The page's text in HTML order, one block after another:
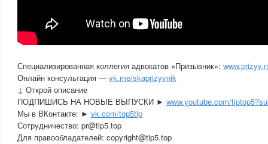
Специализированная коллегия адвокатов «Призывник»:
Онлайн консультация — vk.me/skaprizyvnik
↓ Открой описание
ПОДПИШИСЬ НА НОВЫЕ ВЫПУСКИ ► www.youtube.com/
Мы в ВКонтакте: ► vk.com/top5tip
Сотрудничество: pr@tip5.top
Для правообладателей: copyright@tip5.top